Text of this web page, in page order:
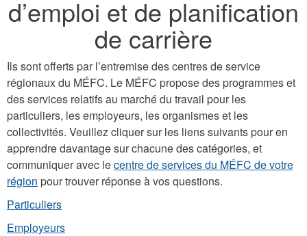
d’emploi et de planification
de carrière
Ils sont offerts par l’entremise des centres de service
régionaux du MÉFC. Le MÉFC propose des programmes et
des services relatifs au marché du travail pour les
particuliers, les employeurs, les organismes et les
collectivités. Veuillez cliquer sur les liens suivants pour en
apprendre davantage sur chacune des catégories, et
communiquer avec lecentre de services du MÉFC de votre
région pour trouver réponse à vos questions.
Particuliers
Employeurs